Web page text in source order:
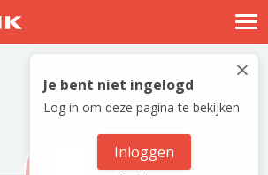
Nostalgische verhalen
Log in
Meld je gratis aan
×
Je bent niet ingelogd
Log in om deze pagina te bekijken
Inloggen